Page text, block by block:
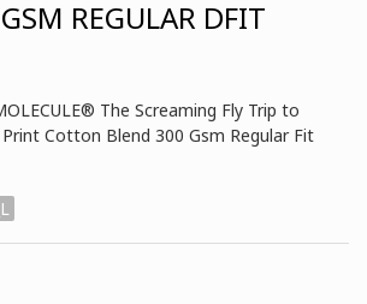
REGULAR DFIT
The Screaming Fly Trip to
Cotton Blend 300 Gsm Regular Fit